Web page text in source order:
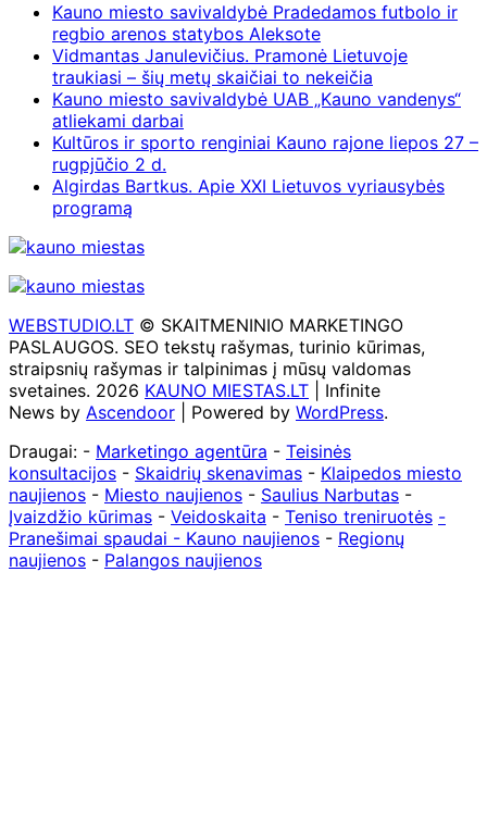
Kauno miesto savivaldybė Pradedamos futbolo ir
regbio arenos statybos Aleksote
Vidmantas Janulevičius. Pramonė Lietuvoje
traukiasi – šių metų skaičiai to nekeičia
Kauno miesto savivaldybė UAB „Kauno vandenys“
atliekami darbai
Kultūros ir sporto renginiai Kauno rajone liepos 27 –
rugpjūčio 2 d.
Algirdas Bartkus. Apie XXI Lietuvos vyriausybės
programą
WEBSTUDIO.LT © SKAITMENINIO MARKETINGO
PASLAUGOS. SEO tekstų rašymas, turinio kūrimas,
straipsnių rašymas ir talpinimas į mūsų valdomas
svetaines. 2026 KAUNO MIESTAS.LT | Infinite
News by Ascendoor | Powered by WordPress.
Draugai: - Marketingo agentūra - Teisinės
konsultacijos - Skaidrių skenavimas - Klaipedos miesto
naujienos - Miesto naujienos - Saulius Narbutas -
Įvaizdžio kūrimas - Veidoskaita - Teniso treniruotės -
Pranešimai spaudai - Kauno naujienos - Regionų
naujienos - Palangos naujienos